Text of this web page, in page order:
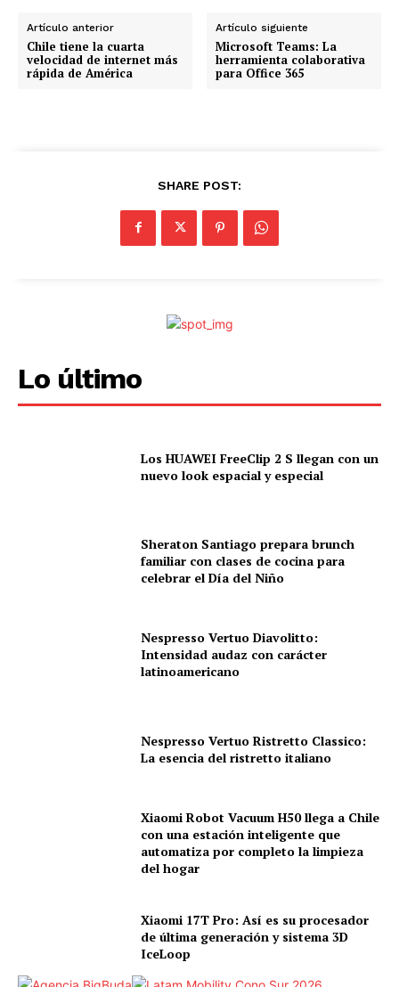
Artículo anterior
Chile tiene la cuarta
velocidad de internet más
rápida de América
Artículo siguiente
Microsoft Teams: La
herramienta colaborativa
para Office 365
SHARE POST:
Lo último
Los HUAWEI FreeClip 2 S llegan con un
nuevo look espacial y especial
Sheraton Santiago prepara brunch
familiar con clases de cocina para
celebrar el Día del Niño
Nespresso Vertuo Diavolitto:
Intensidad audaz con carácter
latinoamericano
Nespresso Vertuo Ristretto Classico:
La esencia del ristretto italiano
Xiaomi Robot Vacuum H50 llega a Chile
con una estación inteligente que
automatiza por completo la limpieza
del hogar
Xiaomi 17T Pro: Así es su procesador
de última generación y sistema 3D
IceLoop